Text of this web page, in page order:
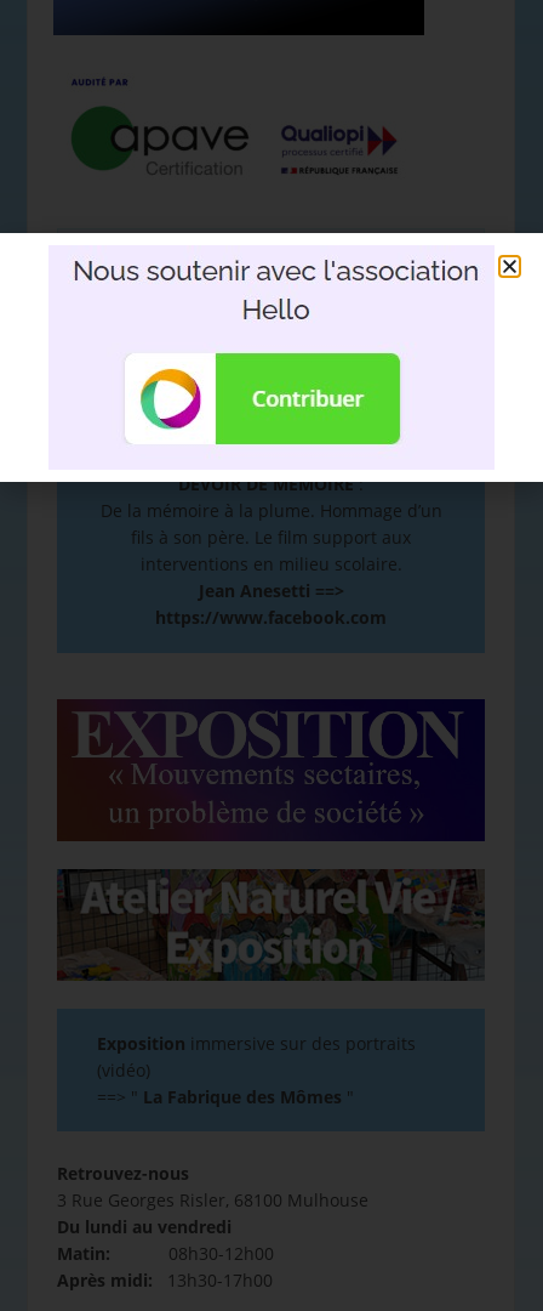
Nous soutenir avec l'association
Hello
DEVOIR DE MÉMOIRE:
De la mémoire à la plume. Hommage d’un
fils à son père. Le film support aux
interventions en milieu scolaire.
Jean Anesetti ==>
https://www.facebook.com
Exposition immersive sur des portraits
(vidéo)
==> " La Fabrique des Mômes "
Retrouvez-nous
3 Rue Georges Risler, 68100 Mulhouse
Du lundi au vendredi
Matin: 08h30-12h00
Après midi: 13h30-17h00